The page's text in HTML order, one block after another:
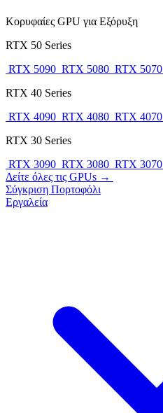
Κορυφαίες GPU για Εξόρυξη
RTX 50 Series
RTX 5090 RTX 5080 RTX 5070
RTX 40 Series
RTX 4090 RTX 4080 RTX 4070
RTX 30 Series
RTX 3090 RTX 3080 RTX 3070
Δείτε όλες τις GPUs →
Σύγκριση Πορτοφόλι
Εργαλεία